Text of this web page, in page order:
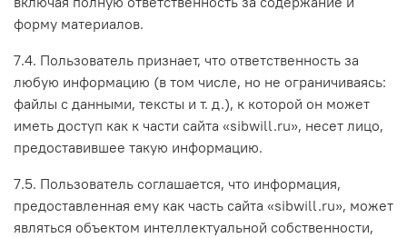
форму материалов.
7.4. Пользователь признает, что ответственность за
любую информацию (в том числе, но не ограничиваясь:
файлы с данными, тексты и т. д.), к которой он может
иметь доступ как к части сайта «sibwill.ru», несет лицо,
предоставившее такую информацию.
7.5. Пользователь соглашается, что информация,
предоставленная ему как часть сайта «sibwill.ru», может
являться объектом интеллектуальной собственности,